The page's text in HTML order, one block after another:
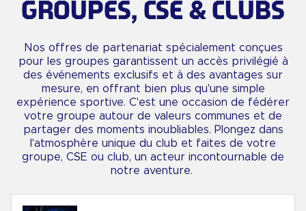
GROUPES, CSE & CLUBS
Nos offres de partenariat spécialement conçues
pour les groupes garantissent un accès privilégié à
des événements exclusifs et à des avantages sur
mesure, en offrant bien plus qu'une simple
expérience sportive. C'est une occasion de fédérer
votre groupe autour de valeurs communes et de
partager des moments inoubliables. Plongez dans
l'atmosphère unique du club et faites de votre
groupe, CSE ou club, un acteur incontournable de
notre aventure.